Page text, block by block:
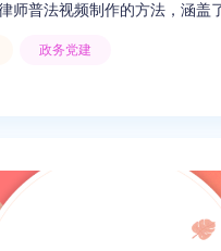
师普法视频制作的方法，涵盖
凭借其丰富的模板、低门槛创作
政务党建